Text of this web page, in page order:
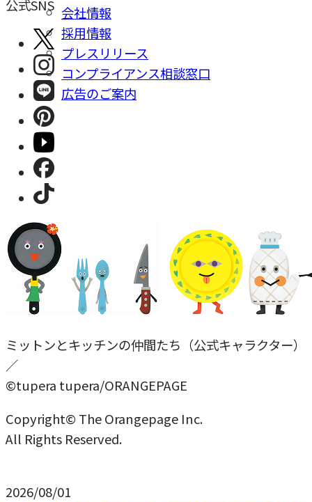
会社情報
採⽤情報
プレスリリース
コンプライアンス相談窓⼝
広告のご案内
公式SNS
ミットンとキッチンの仲間たち（公式キャラクター）
／
©tupera tupera/ORANGEPAGE
Copyright© The Orangepage Inc.
All Rights Reserved.
2026/08/01